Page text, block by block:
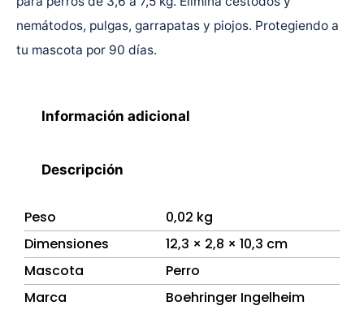
nemátodos, pulgas, garrapatas y piojos. Protegiendo a
tu mascota por 90 días.
Información adicional
Descripción
Peso
0,02 kg
Dimensiones
12,3 × 2,8 × 10,3 cm
Mascota
Perro
Marca
Boehringer Ingelheim